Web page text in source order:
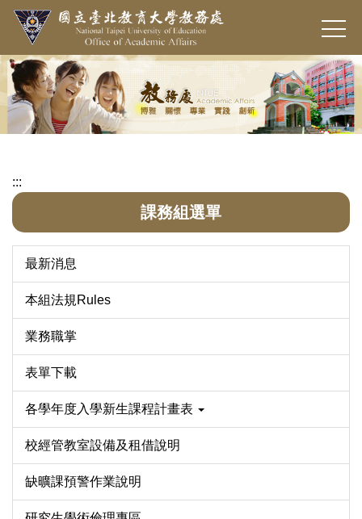
跳
要
內
容
區
:::
課務組選單
最新消息
本組法規Rules
業務職掌
表單下載
各學年度入學新生課程計畫表
校經管教室設備及租借說明
缺曠課預警作業說明